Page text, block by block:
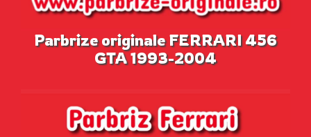
Parbrize originale FERRARI 456
GTA 1993-2004